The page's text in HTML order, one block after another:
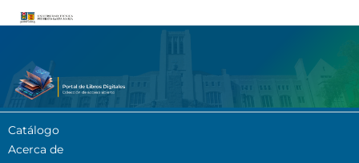
Catálogo
Acerca de